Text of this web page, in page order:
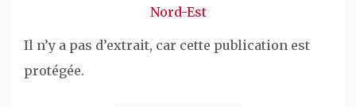
Nord-Est
Il n’y a pas d’extrait, car cette publication est
protégée.